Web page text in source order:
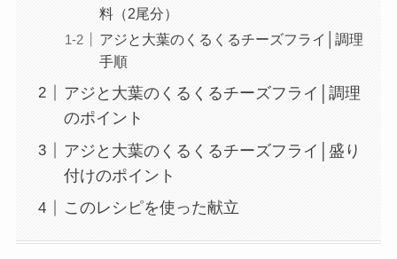
料（2尾分）
アジと大葉のくるくるチーズフライ│調理
手順
アジと大葉のくるくるチーズフライ│調理
のポイント
アジと大葉のくるくるチーズフライ│盛り
付けのポイント
このレシピを使った献立